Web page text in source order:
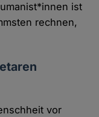
ist
rechnen,
vor